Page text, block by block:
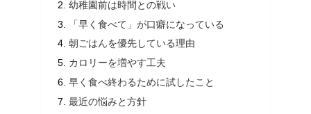
幼稚園前は時間との戦い
「早く食べて」が口癖になっている
朝ごはんを優先している理由
カロリーを増やす工夫
早く食べ終わるために試したこと
最近の悩みと方針